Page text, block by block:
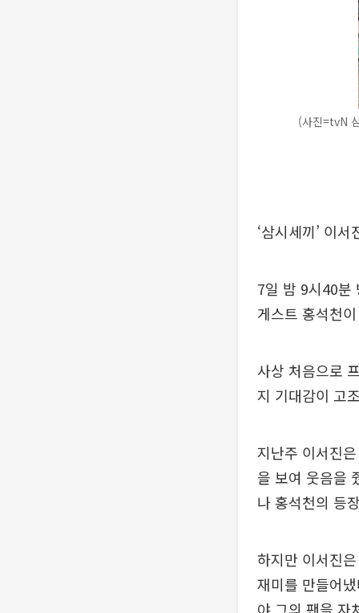
(사진=tvN
‘삼시세끼’ 이
7일 밤 9시40분
게스트 홍석천
사상 처음으로
지 기대감이 고
지난주 이서진
을 보여 웃음을
나 홍석천의 등
하지만 이서진
재미를 만들어